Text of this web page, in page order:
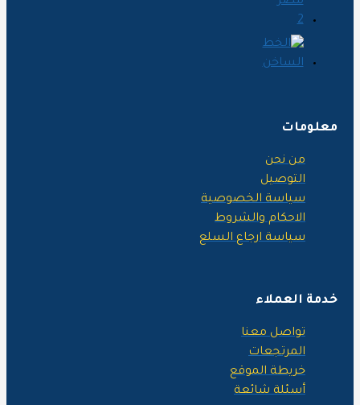
من نحن
التوصيل
سياسة الخصوصية
الاحكام والشروط
سياسة ارجاع السلع
العملاء
تواصل معنا
المرتجعات
خريطة الموقع
أسئلة شائعة